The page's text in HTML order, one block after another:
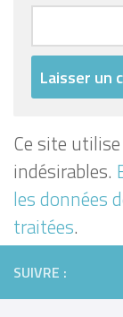
Ce site
indésirables.
les données
traitées.
SUIVRE :